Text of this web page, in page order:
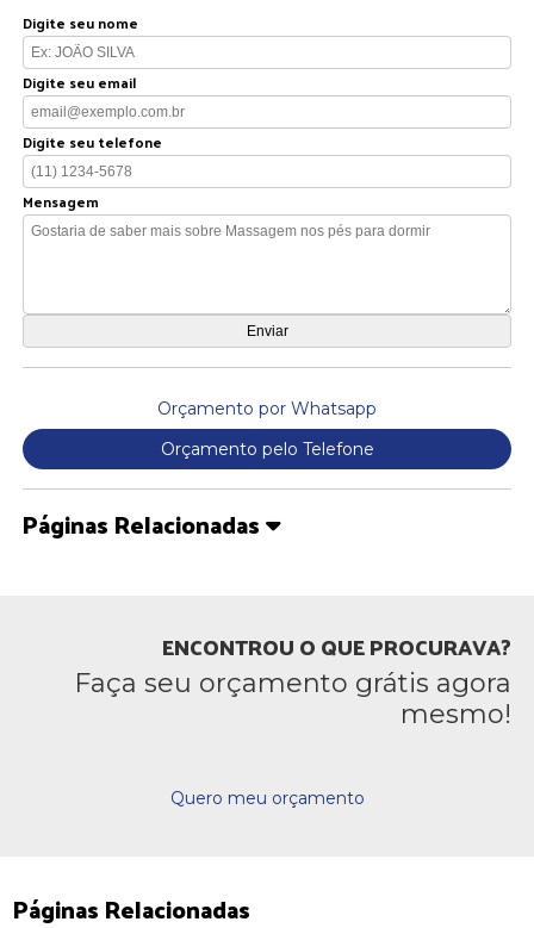
Digite seu nome
Digite seu email
Digite seu telefone
Mensagem
Orçamento por Whatsapp
Orçamento pelo Telefone
Páginas Relacionadas
ENCONTROU O QUE PROCURAVA?
Faça seu orçamento grátis agora
mesmo!
Quero meu orçamento
Páginas Relacionadas